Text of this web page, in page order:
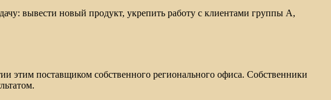
вывести новый продукт, укрепить работу с клиентами группы А,
этим поставщиком собственного регионального офиса. Собственники